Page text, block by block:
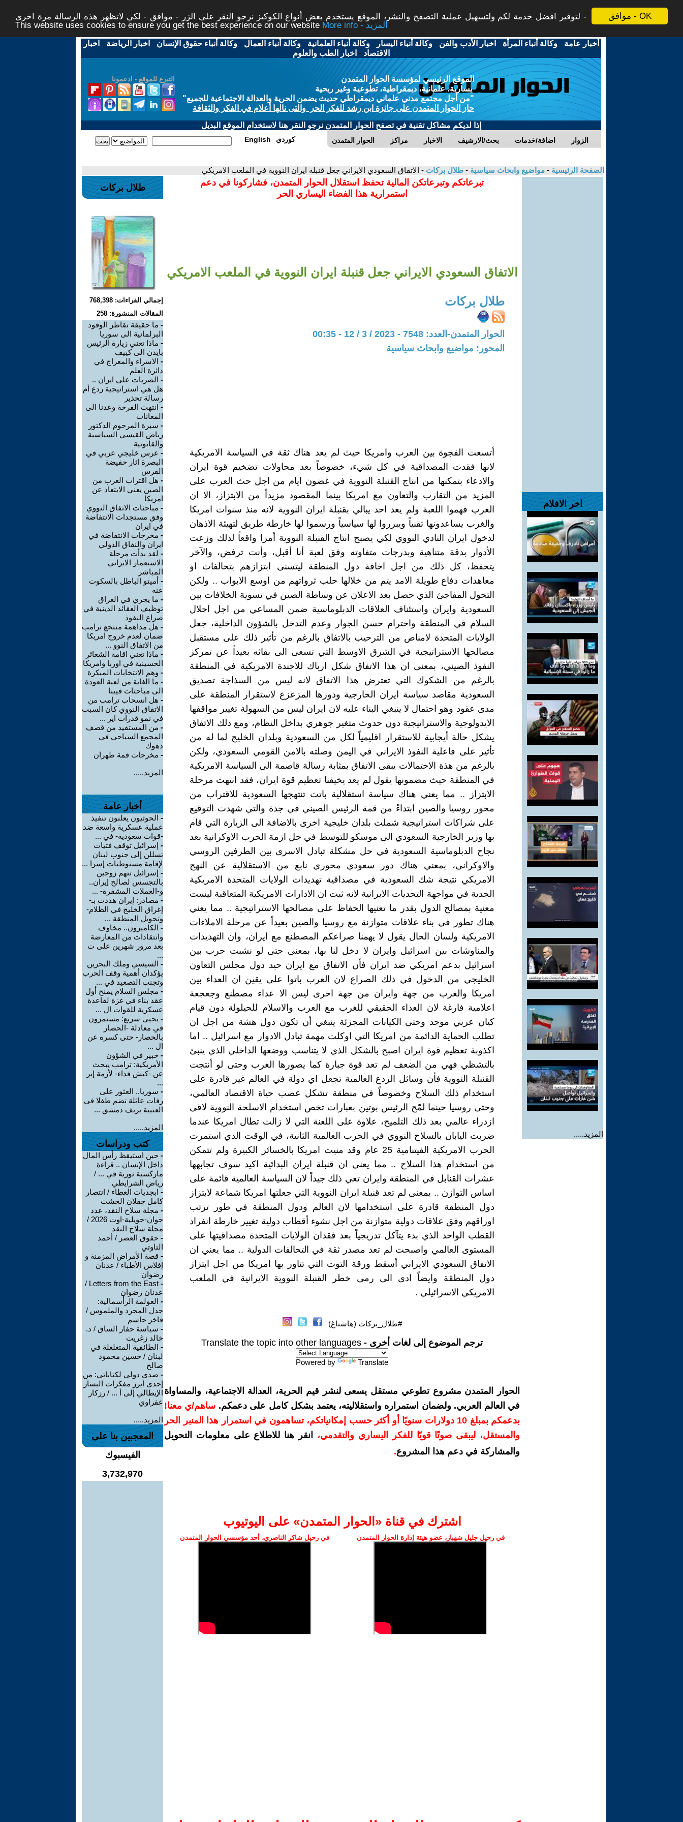
موافق - OK
لتوفير افضل خدمة لكم ولتسهيل عملية التصفح والنشر، الموقع يستخدم بعض أنواع الكوكيز نرجو النقر على الزر - موافق - لكي لاتظهر هذه الرسالة مرة اخرى -
This website uses cookies to ensure you get the best experience on our website
More info - المزيد
أخبار عامة -وكالة أنباء المرأة - اخبار الأدب والفن -وكالة أنباء اليسار -وكالة أنباء العلمانية -وكالة أنباء العمال -وكالة أنباء حقوق الإنسان - اخبار الرياضة - اخبار
الاقتصاد - اخبار الطب والعلوم
التبرع للموقع - ادعمونا
الموقع الرئيسي لمؤسسة الحوار المتمدن
يسارية، علمانية، ديمقراطية، تطوعية وغير ربحية
"من أجل مجتمع مدني علماني ديمقراطي حديث يضمن الحرية والعدالة الاجتماعية للجميع"
حاز الحوار المتمدن على جائزة ابن رشد للفكر الحر والتى نالها أعلام في الفكر والثقافة
إذا لديكم مشاكل تقنية في تصفح الحوار المتمدن نرجو النقر هنا لاستخدام الموقع البديل
الحوار المتمدن مراكز الاخبار بحث/الارشيف اضافة/خدمات الزوار English كوردي
الصفحة الرئيسية - مواضيع وابحاث سياسية - طلال بركات - الاتفاق السعودي الايراني جعل قنبلة ايران النووية في الملعب الامريكي
اخر الافلام
المزيد.....
تبرعاتكم وتبرعاتكن المالية تحفظ استقلال الحوار المتمدن، فشاركونا في دعم
استمرارية هذا الفضاء اليساري الحر
الاتفاق السعودي الايراني جعل قنبلة ايران النووية في الملعب الامريكي
طلال بركات
الحوار المتمدن-العدد: 7548 - 2023 / 3 / 12 - 00:35
المحور: مواضيع وابحاث سياسية
أتسعت الفجوة بين العرب وامريكا حيث لم يعد هناك ثقة في السياسة الامريكية
لانها فقدت المصداقية في كل شيء، خصوصاً بعد محاولات تضخيم قوة ايران
والادعاء بتمكنها من انتاج القنبلة النووية في غضون ايام من اجل حث العرب على
المزيد من التقارب والتعاون مع امريكا بينما المقصود مزيداً من الابتزاز، الا ان
العرب فهموا اللعبة ولم يعد احد يبالي بقنبلة ايران النووية لانه منذ سنوات امريكا
والغرب يساعدونها تقنياً ويبرروا لها سياسياً ورسموا لها خارطة طريق لتهيئة الاذهان
لدخول ايران النادي النووي لكي يصبح انتاج القنبلة النووية أمرا واقعاً لذلك وزعت
الأدوار بدقة متناهية وبدرجات متفاوته وفق لعبة أنا أقبل، وأنت ترفض، والآخر
يتحفظ، كل ذلك من اجل اخافة دول المنطقة ليتسنى ابتزازهم بتحالفات او
معاهدات دفاع طويلة الامد يتم من خلالها حلب ثرواتهم من اوسع الابواب .. ولكن
التحول المفاجئ الذي حصل بعد الاعلان عن وساطة الصين في تسوية الخلافات بين
السعودية وايران واستئناف العلاقات الدبلوماسية ضمن المساعي من اجل احلال
السلام في المنطقة واحترام حسن الجوار وعدم التدخل بالشؤون الداخلية، جعل
الولايات المتحدة لامناص من الترحيب بالاتفاق بالرغم من تأثير ذلك على مستقبل
مصالحها الاستراتيجية في الشرق الاوسط التي تسعى الى بقائه بعيداً عن تمركز
النفوذ الصيني، بمعنى ان هذا الاتفاق شكل ارباك للاجندة الامريكية في المنطقة
بالرغم من الشكوك التي تعترض هذا الاتفاق لانه ليس من السذاجة تصديق
السعودية مقاصد سياسة ايران الخارجية ودورها المزعزع لاستقرار المنطقة على
مدى عقود وهو احتمال لا ينبغي البناء عليه لان ايران ليس من السهولة تغيير مواقفها
الايدولوجية والاستراتيجية دون حدوث متغير جوهري بداخل النظام، ومع ذلك الاتفاق
يشكل حالة أيجابية للاستقرار اقليمياً لكل من السعودية وبلدان الخليج لما له من
تأثير على فاعلية النفوذ الايراني في اليمن وصلته بالامن القومي السعودي، ولكن
بالرغم من هذة الاحتمالات يبقى الاتفاق بمثابة رسالة قاصمة الى السياسة الامريكية
في المنطقة حيث مضمونها يقول لم يعد يخيفنا تعظيم قوة ايران، فقد انتهت مرحلة
الابتزاز .. مما يعني هناك سياسة استقلالية باتت تنتهجها السعودية للاقتراب من
محور روسيا والصين ابتداءً من قمة الرئيس الصيني في جدة والتي شهدت التوقيع
على شراكات استراتيجية شملت بلدان خليجية اخرى بالاضافة الى الزيارة التي قام
بها وزير الخارجية السعودي الى موسكو للتوسط في حل ازمة الحرب الاوكرانية بعد
نجاح الدبلوماسية السعودية في حل مشكلة تبادل الاسرى بين الطرفين الروسي
والاوكراني، بمعني هناك دور سعودي محوري نابع من الاستقلالية عن النهج
الامريكي نتيجة شك السعودية في مصداقية تهديدات الولايات المتحدة الامريكية
الجدية في مواجهة التحديات الايرانية لانه ثبت ان الادارات الامريكية المتعاقبة ليست
معنية بمصالح الدول بقدر ما تعنيها الحفاظ على مصالحها الاستراتيجية .. مما يعني
هناك تطور في بناء علاقات متوازنة مع روسيا والصين بعيداً عن مرحلة الاملاءات
الامريكية ولسان الحال يقول لا يهمنا صراعكم المصطنع مع ايران، وان التهديدات
والمناوشات بين اسرائيل وايران لا دخل لنا بها، بمعنى حتى لو نشبت حرب بين
اسرائيل بدعم امريكي ضد ايران فأن الاتفاق مع ايران حيد دول مجلس التعاون
الخليجي من الدخول في ذلك الصراع لان العرب باتوا على يقين ان العداء بين
امريكا والغرب من جهة وايران من جهة اخرى ليس الا عداء مصطنع وجعجعة
اعلامية فارغة لان العداء الحقيقي للغرب مع العرب والاسلام للحيلولة دون قيام
كيان عربي موحد وحتى الكيانات المجزئة ينبغي أن تكون دول هشة من اجل ان
تطلب الحماية الدائمة من امريكا التي اوكلت مهمة تبادل الادوار مع اسرائيل .. اما
اكذوبة تعظيم قوة ايران اصبح بالشكل الذي لا يتناسب ووضعها الداخلي الذي ينبئ
بالتشظي فهي من الضعف لم تعد قوة جبارة كما يصورها الغرب وحتى لو أنتجت
القنبلة النووية فأن وسائل الردع العالمية تجعل اي دولة في العالم غير قادرة على
استخدام ذلك السلاح وخصوصاً في منطقة تشكل عصب حياة الاقتصاد العالمي،
وحتى روسيا حينما لمّح الرئيس بوتين بعبارات تخص استخدام الاسلحة النووية لاقى
ازدراء عالمي بعد ذلك التلميح، علاوة على اللعنة التي لا زالت تطال امريكا عندما
ضربت اليابان بالسلاح النووي في الحرب العالمية الثانية، في الوقت الذي استمرت
الحرب الامريكية الفيتنامية 25 عام وقد منيت امريكا بالخسائر الكبيرة ولم تتمكن
من استخدام هذا السلاح .. مما يعني ان قنبلة ايران البدائية اكيد سوف تجابهها
عشرات القنابل في المنطقة وايران تعي ذلك جيداً لان السياسة العالمية قائمة على
اساس التوازن .. بمعنى لم تعد قنبلة ايران النووية التي جعلتها امريكا شماعة لابتزاز
دول المنطقة قادرة على استخدامها لان العالم ودول المنطقة في طور ترتب
اوراقهم وفق علاقات دولية متوازنة من اجل نشوء أقطاب دولية تغيير خارطة انفراد
القطب الواحد الذي بدء يتآكل تدريجياً بعد فقدان الولايات المتحدة مصداقيتها على
المستوى العالمي واصبحت لم تعد مصدر ثقة في التحالفات الدولية .. مما يعني ان
الاتفاق السعودي الايراني أسقط ورقة التوت التي تناور بها امريكا من اجل ابتزاز
دول المنطقة وايضاً ادى الى رمى خطر القنبلة النووية الايرانية في الملعب
الامريكي الاسرائيلي .
#طلال_بركات (هاشتاغ)
ترجم الموضوع إلى لغات أخرى - Translate the topic into other languages
Powered by Translate
الحوار المتمدن مشروع تطوعي مستقل يسعى لنشر قيم الحرية، العدالة الاجتماعية، والمساواة
في العالم العربي. ولضمان استمراره واستقلاليته، يعتمد بشكل كامل على دعمكم. ساهم/ي معنا!
بدعمكم بمبلغ 10 دولارات سنويًا أو أكثر حسب إمكانياتكم، تساهمون في استمرار هذا المنبر الحر
والمستقل، ليبقى صوتًا قويًا للفكر اليساري والتقدمي،
انقر هنا للاطلاع على معلومات التحويل
والمشاركة في دعم هذا المشروع.
اشترك في قناة ‫«الحوار المتمدن» على اليوتيوب
في رحيل جليل شهباز، عضو هيئة إدارة الحوار المتمدن في رحيل شاكر الناصري، أحد مؤسسي الحوار المتمدن
طلال بركات
إجمالي القراءات: 768,398
المقالات المنشورة: 258
- ما حقيقة تقاطر الوفود
البرلمانية الى سوريا
- ماذا تعني زيارة الرئيس
بايدن الى كييف
- الاسراء والمعراج في
دائرة العلم
- الضربات على ايران ..
هل هي استراتيجية ردع أم
رسالة تحذير
- انتهت الفرحة وعدنا الى
المعانات
- سيرة المرحوم الدكتور
رياض القيسي السياسية
والقانونية
- عرس خليجي عربي في
البصرة اثار حفيضة
الفرس
- هل اقتراب العرب من
الصين يعني الابتعاد عن
امريكا
- مباحثات الاتفاق النووي
وفق مستجدات الانتفاضة
في ايران
- مخرجات الانتفاضة في
ايران والنفاق الدولي
- لقد بدأت مرحلة
الاستعمار الايراني
المباشر
- أميتو الباطل بالسكوت
عنه
- ما يجري في العراق
توظيف العقائد الدينية في
صراع النفوذ
- هل مداهمة منتجع ترامب
ضمان لعدم خروج امريكا
من الاتفاق النوو ...
- ماذا تعني اقامة الشعائر
الحسينية في اوربا وامريكا
- وهم الانتخابات المبكرة
- ما الغاية من لعبة العودة
الى مباحثات فيينا
- هل انسحاب ترامب من
الاتفاق النووي كان السبب
في نمو قدرات اير ...
- من المستفيد من قصف
المجمع السياحي في
دهوك
- مخرجات قمة طهران
المزيد.....
أخبار عامة
- الحوثيون يعلنون تنفيذ
عملية عسكرية واسعة ضد
-قوات سعودية- في ...
- إسرائيل توقف فتيات
تسللن إلى جنوب لبنان
لإقامة مستوطنات إسرا ...
- إسرائيل تتهم زوجين
بالتجسس لصالح إيران..
و-العملات المشفرة- ...
- مصادر: إيران هددت بـ-
إغراق الخليج في الظلام-
وتحويل المنطقة ...
- الكاميرون.. مخاوف
وانتقادات من المعارضة
بعد مرور شهرين على ت
...
- السيسي وملك البحرين
يؤكدان أهمية وقف الحرب
وتجنب التصعيد في ...
- مجلس السلام يمنح أول
عقد بناء في غزة لقاعدة
عسكرية للقوات ال ...
- يحيى سريع: مستمرون
في معادلة -الحصار
بالحصار- حتى كسره عن
ال ...
- خبير في الشؤون
الأمريكية: ترامب يبحث
عن -كبش فداء- لأزمة إير
...
- سوريا.. العثور على
رفات عائلة تضم طفلا في
العتيبة بريف دمشق ...
المزيد.....
كتب ودراسات
- حين استيقظ رأس المال
داخل الإنسان .. قراءة
ماركسية ثورية في ... /
رياض الشرايطي
- ابجديات العطاء / انتصار
كامل جفلان الخشت
- مجلة سلاح النقد، عدد
جوان-جويلية-اوت 2026 /
مجلة سلاح النقد
- حقوق العصر / أحمد
التاوتي
- قصة الأمراض المزمنة و
إفلاس الأطباء / عدنان
رضوان
-
Letters from the East /
عدنان رضوان
- العولمة الرأسمالية:
جدل المجرد والملموس /
فاخر جاسم
- سياسة حفار الساق / د.
خالد زغريت
- الطائفية المتغلغلة في
لبنان / حسين محمود
صالح
- صدى دولي لكتاباتي: من
إحدى أبرز مفكرات اليسار
الإيطالي إلى أ ... / رزكار
عقراوي
المزيد.....
المعجبين بنا على
الفيسبوك
3,732,970